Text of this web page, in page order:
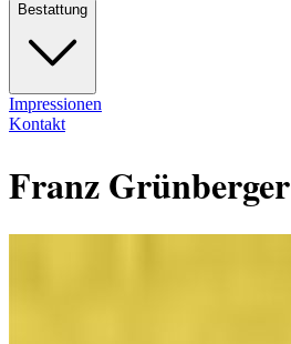
Bestattung
Impressionen
Kontakt
Franz Grünberger